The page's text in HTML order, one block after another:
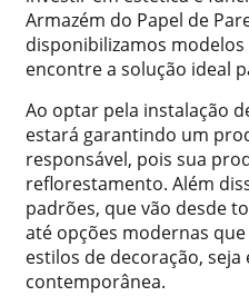
Armazém do Papel de
disponibilizamos
encontre a solução ideal
Ao optar pela instalação
estará garantindo um
responsável, pois sua
reflorestamento. Além
padrões, que vão desde
até opções modernas
estilos de decoração,
contemporânea.